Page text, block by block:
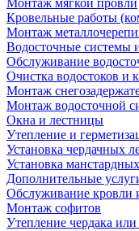
Монтаж мягкой провли
Кровельные работы
Монтаж
Водосточные системы
Обслуживание
Очистка водостоков и
Монтаж
Монтаж водосточной
Окна и лестницы
Утепление и
Установка чердачных
Установка
Дополнительные
Обслуживание кровли
Монтаж софитов
Утепление чердака